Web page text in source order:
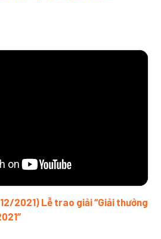
2021) Lễ trao giải “Giải thưởng